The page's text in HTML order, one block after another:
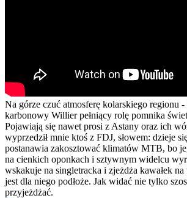
Na górze czuć atmosferę kolarskiego regionu
karbonowy Willier pełniący rolę pomnika
Pojawiają się nawet prosi z Astany oraz ich
wyprzedził mnie ktoś z FDJ, słowem: dzieje
postanawia zakosztować klimatów MTB, bo
na cienkich oponkach i sztywnym widelcu
wskakuje na singletracka i zjeżdża kawałek na
jest dla niego podłoże. Jak widać nie tylko
przyjeżdżać.